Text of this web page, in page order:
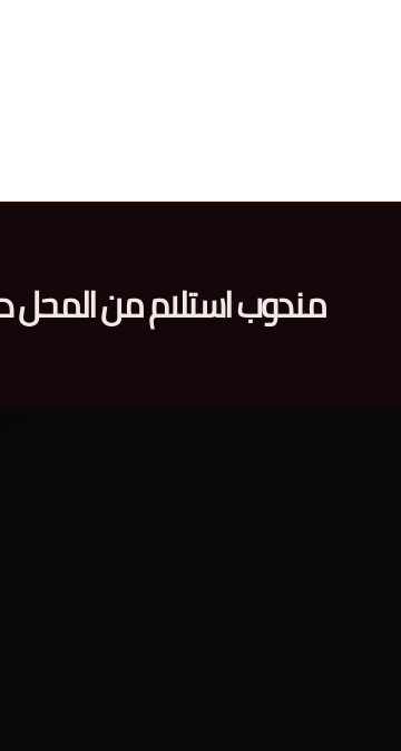
مندوب استلام من